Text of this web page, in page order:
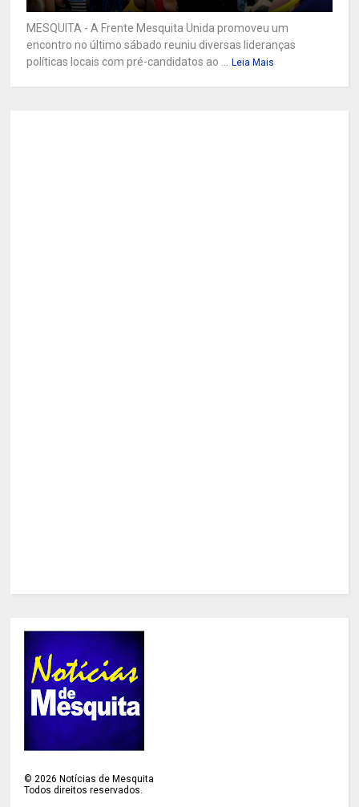
MESQUITA - A Frente Mesquita Unida promoveu um
encontro no último sábado reuniu diversas lideranças
políticas locais com pré-candidatos ao ...
Leia Mais
©2026 Notícias de Mesquita
Todos direitos reservados.